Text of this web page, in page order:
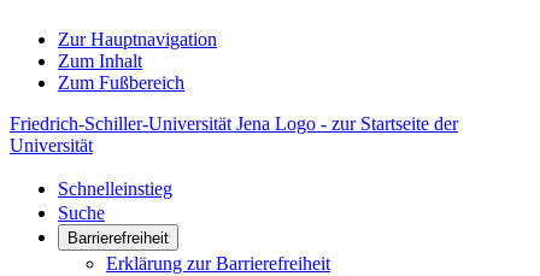
Zur Hauptnavigation
Zum Inhalt
Zum Fußbereich
Friedrich-Schiller-Universität Jena Logo - zur Startseite der
Universität
Schnelleinstieg
Suche
Barrierefreiheit
Erklärung zur Barrierefreiheit